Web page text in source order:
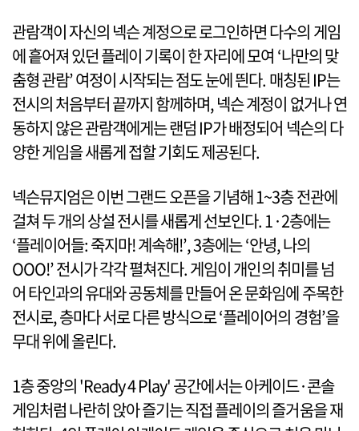
관람객이 자신의 넥슨 계정으로 로그인하면 다수의 게임
에 흩어져 있던 플레이 기록이 한 자리에 모여 ‘나만의 맞
춤형 관람’ 여정이 시작되는 점도 눈에 띈다. 매칭된 IP는
전시의 처음부터 끝까지 함께하며, 넥슨 계정이 없거나 연
동하지 않은 관람객에게는 랜덤 IP가 배정되어 넥슨의 다
양한 게임을 새롭게 접할 기회도 제공된다.
넥슨뮤지엄은 이번 그랜드 오픈을 기념해 1~3층 전관에
걸쳐 두 개의 상설 전시를 새롭게 선보인다. 1·2층에는
‘플레이어들: 죽지마! 계속해!’, 3층에는 ‘안녕, 나의
OOO!’ 전시가 각각 펼쳐진다. 게임이 개인의 취미를 넘
어 타인과의 유대와 공동체를 만들어 온 문화임에 주목한
전시로, 층마다 서로 다른 방식으로 ‘플레이어의 경험’을
무대 위에 올린다.
1층 중앙의 'Ready 4 Play' 공간에서는 아케이드·콘솔
게임처럼 나란히 앉아 즐기는 직접 플레이의 즐거움을 재